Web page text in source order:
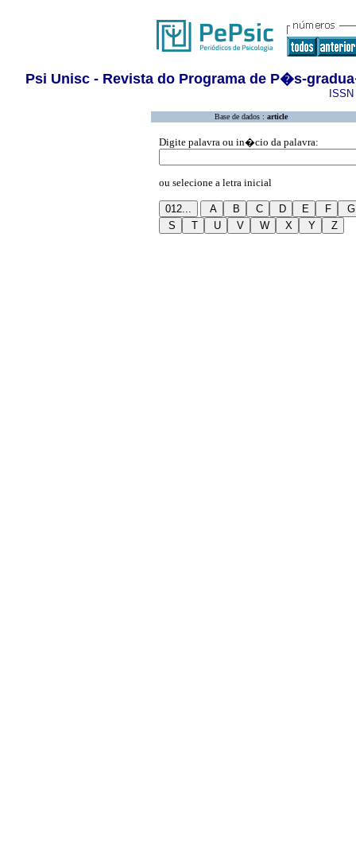
Psi Unisc - Revista do Programa de P�s-
Base de dados : article
Digite palavra ou in�cio da palavra:
ou selecione a letra inicial